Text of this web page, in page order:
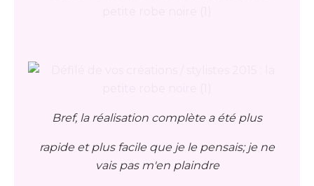
Bref, la réalisation complète a été plus
rapide et plus facile que je le pensais; je ne
vais pas m'en plaindre